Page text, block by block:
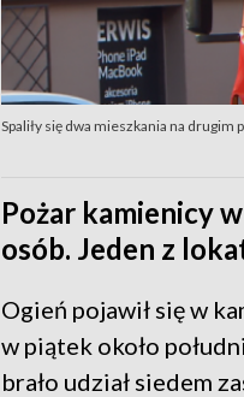
Spaliły się dwa mieszkania na drugim
Pożar kamienicy
osób. Jeden z
Ogień pojawił się w
w piątek około
brało udział siedem